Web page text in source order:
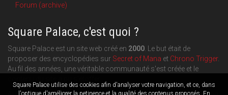
Square Palace utilise des cookies afin d'analyser votre navigation, et ce, dans
l'optique d'améliorer la petinence et la qualité des contenus proposés. En
Forum (archive)
Square Palace, c'est quoi ?
Square Palace est un site web créé en 2000 . Le but était de
proposer des encyclopédies sur Secret of Mana et Chrono Trigger.
Au fil des années, une véritable communauté s'est créée et le